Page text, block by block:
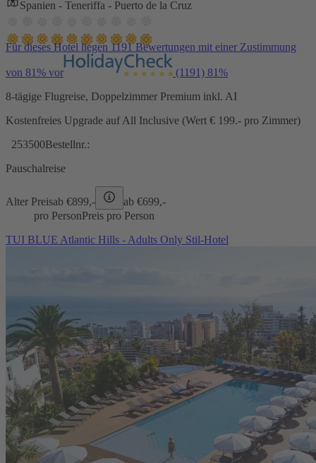
Spanien - Teneriffa - Puerto de la Cruz
Für dieses Hotel liegen 1191 Bewertungen mit einer Zustimmung
von 81% vor (1191) 81%
8-tägige Flugreise, Doppelzimmer Premium inkl. AI
Kostenfreies Upgrade auf All Inclusive (Wert € 199.- pro Zimmer)
253500Bestellnr.:
Pauschalreise
Alter Preisab €899,- ab €699,-
pro PersonPreis pro Person
TUI BLUE Atlantic Hills - Adults Only Stil-Hotel